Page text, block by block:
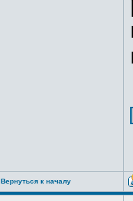
Вернуться к началу